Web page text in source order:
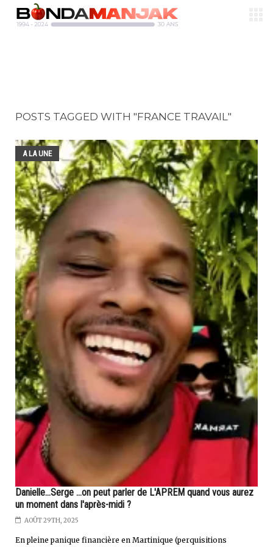
POSTS TAGGED WITH "FRANCE TRAVAIL"
A LA UNE
Danielle...Serge ...on peut parler de L'APREM quand vous aurez
un moment dans l'après-midi ?
AOÛT 29TH, 2025
En pleine panique financière en Martinique (perquisitions